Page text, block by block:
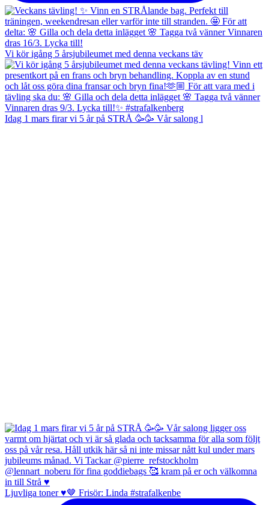
Vi kör igång 5 årsjubileumet med denna veckans täv
Idag 1 mars firar vi 5 år på STRÅ 🥳🥳 Vår salong l
Ljuvliga toner ♥️🤎 Frisör: Linda #strafalkenbe